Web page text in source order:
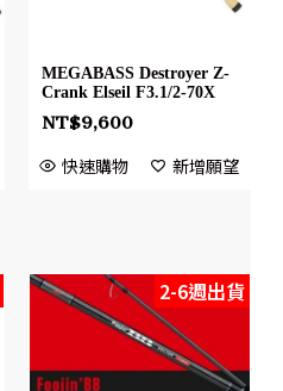
MEGABASS Destroyer Z-
Crank Elseil F3.1/2-70X
NT$9,600
快速購物 新增願望
2-6週出貨